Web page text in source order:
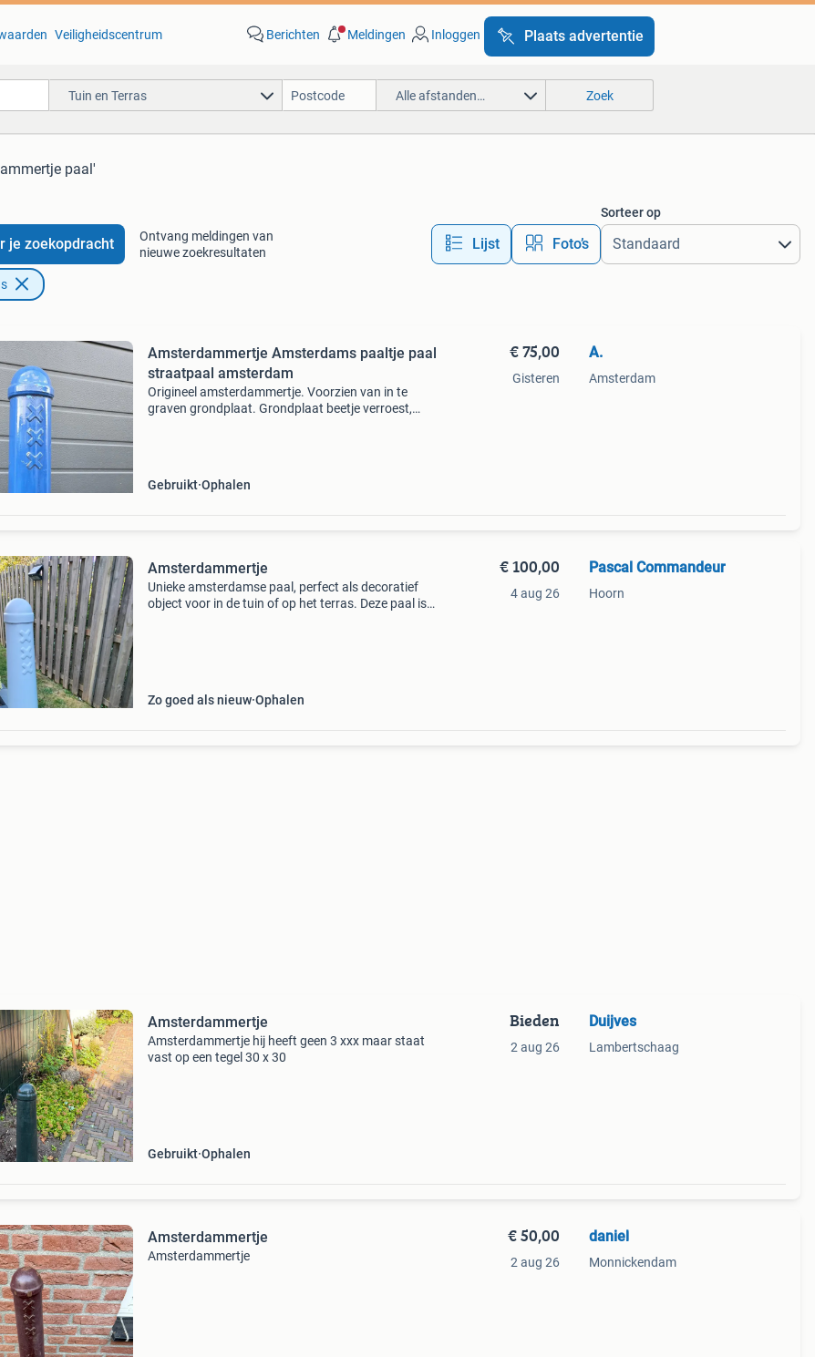
Veiligheidscentrum Berichten Meldingen Inloggen Plaats advertentie
Tuin en Terras Alle afstanden… Zoek
paal'
je zoekopdracht
Ontvang meldingen van
nieuwe zoekresultaten
Lijst Foto’s
Sorteer op
Amsterdammertje Amsterdams paaltje paal
straatpaal amsterdam
Origineel amsterdammertje. Voorzien van in te
graven grondplaat. Grondplaat beetje verroest,
Gebruikt Ophalen
€ 75,00
Gisteren
A.
Amsterdam
Amsterdammertje
Unieke amsterdamse paal, perfect als decoratief
object voor in de tuin of op het terras. Deze paal is
Zo goed als nieuw Ophalen
€ 100,00
4 aug 26
Pascal Commandeur
Hoorn
Amsterdammertje
Amsterdammertje hij heeft geen 3 xxx maar staat
vast op een tegel 30 x 30
Gebruikt Ophalen
Bieden
2 aug 26
Duijves
Lambertschaag
Amsterdammertje
Amsterdammertje
€ 50,00
2 aug 26
daniel
Monnickendam